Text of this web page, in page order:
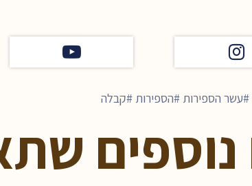
עשר הספירות הספירות קבלה
נוספים